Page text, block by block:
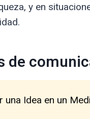
y en
de
una Idea en un